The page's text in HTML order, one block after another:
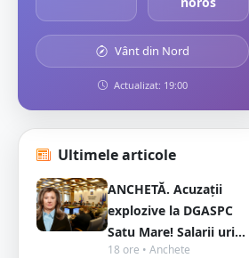
Vânt din Nord
Actualizat: 19:00
Ultimele articole
ANCHETĂ. Acuzații
explozive la DGASPC
Satu Mare! Salarii uri...
18 ore • Anchete